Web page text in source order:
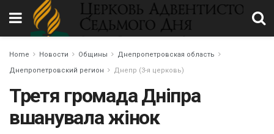
Home Новости Общины
Днепропетровская область
Днепропетровский регион
Днепр (3-я церковь)
Третя громада Дніпра
вшанувала жінок